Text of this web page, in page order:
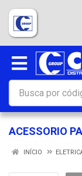
ACESSORIO
INÍCIO